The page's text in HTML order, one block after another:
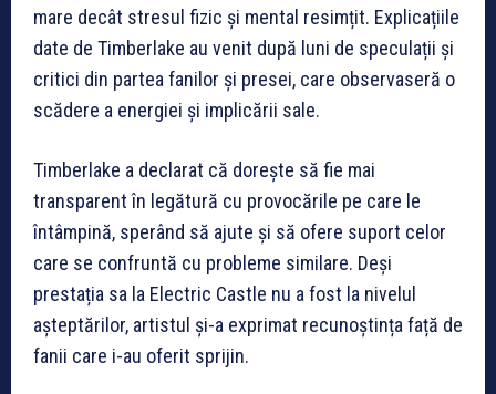
mare decât stresul fizic și mental resimțit. Explicațiile
date de Timberlake au venit după luni de speculații și
critici din partea fanilor și presei, care observaseră o
scădere a energiei și implicării sale.
Timberlake a declarat că dorește să fie mai
transparent în legătură cu provocările pe care le
întâmpină, sperând să ajute și să ofere suport celor
care se confruntă cu probleme similare. Deși
prestația sa la Electric Castle nu a fost la nivelul
așteptărilor, artistul și-a exprimat recunoștința față de
fanii care i-au oferit sprijin.